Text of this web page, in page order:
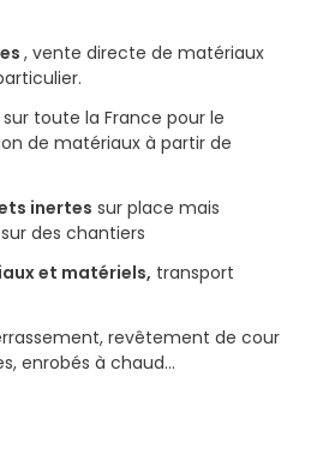
, vente directe de matériaux
sur toute la France pour le
de matériaux à partir de
inertes sur place mais
des chantiers
et matériels, transport
revêtement de cour
enrobés à chaud...